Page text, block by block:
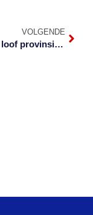
VOLGENDE
President loof provinsie vir reaksie op Covid-19